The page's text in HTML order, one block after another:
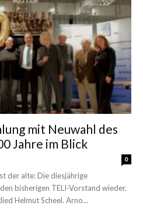
mit Neuwahl des
Jahre im Blick
0
der alte: Die diesjährige
bisherigen TELI-Vorstand wieder.
Helmut Scheel. Arno...